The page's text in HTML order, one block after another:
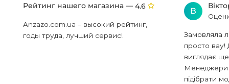
Рейтинг нашего магазина — 4.6
Anzazo.com.ua – высокий рейтинг,
годы труда, лучший сервис!
В
Замовляла
просто вау!
виглядає
Менеджери
підібрати